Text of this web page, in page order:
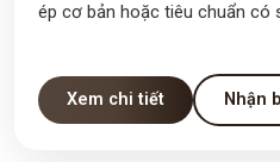
ép cơ bản hoặc tiêu chuẩn có
Xem chi tiết Nhận